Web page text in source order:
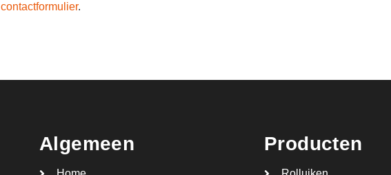
contactformulier.
Algemeen Producten